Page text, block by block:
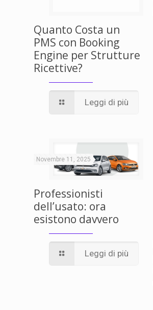
Quanto Costa un
PMS con Booking
Engine per Strutture
Ricettive?
Leggi di più
Novembre 11, 2025
Professionisti
dell’usato: ora
esistono davvero
Leggi di più